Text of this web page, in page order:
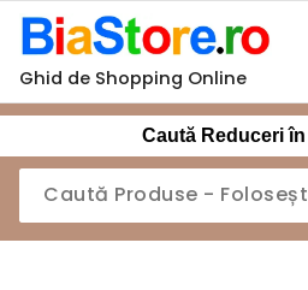
Sari
conținut
Ghid de Shopping Online
Caută Reduceri